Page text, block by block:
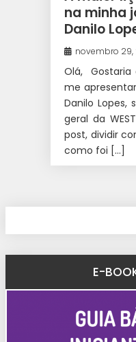
na minha
Danilo
novembro 29,
Olá, Gostaria
me
Danilo Lopes,
geral da
post, dividir
como foi […]
E-